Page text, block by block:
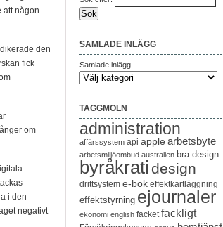
att någon
den
fick
om
i den
negativt
SAMLADE INLÄGG
Samlade inlägg
TAGGMOLN
administration
affärssystem api apple arbetsbyte
arbetsmiljöombud australien bra design
byråkrati design
drittsystem e-bok effektkartläggning
effektstyrning ejournaler
ekonomi english facket fackligt